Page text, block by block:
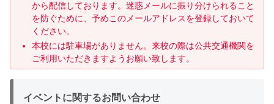
から配信しております。迷惑メールに振り分けられること
を防ぐために、予めこのメールアドレスを登録しておいて
ください。
本校には駐車場がありません。来校の際は公共交通機関を
ご利用いただきますようお願い致します。
イベントに関するお問い合わせ